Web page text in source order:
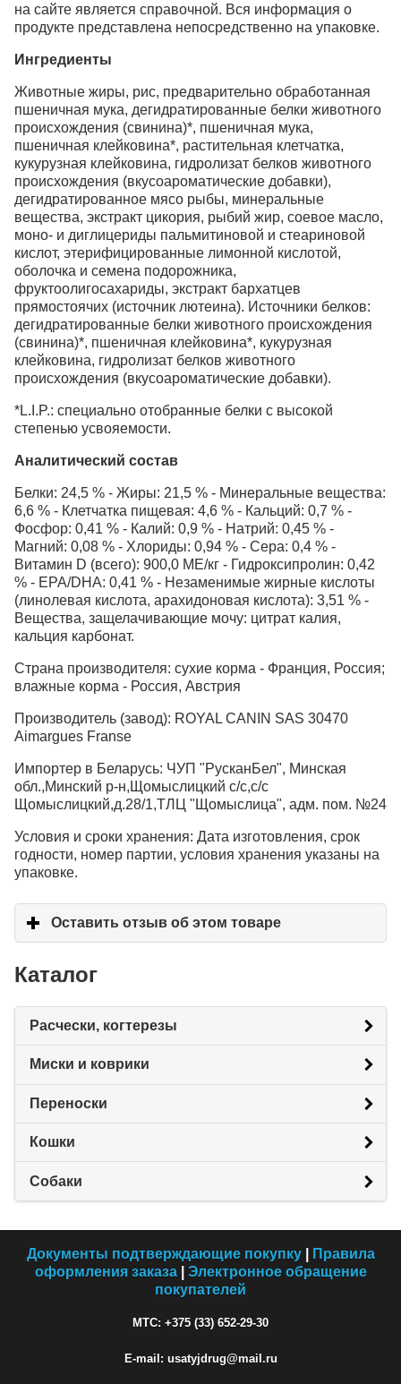
на сайте является справочной. Вся информация о
продукте представлена непосредственно на упаковке.
Ингредиенты
Животные жиры, рис, предварительно обработанная
пшеничная мука, дегидратированные белки животного
происхождения (свинина)*, пшеничная мука,
пшеничная клейковина*, растительная клетчатка,
кукурузная клейковина, гидролизат белков животного
происхождения (вкусоароматические добавки),
дегидратированное мясо рыбы, минеральные
вещества, экстракт цикория, рыбий жир, соевое масло,
моно- и диглицериды пальмитиновой и стеариновой
кислот, этерифицированные лимонной кислотой,
оболочка и семена подорожника,
фруктоолигосахариды, экстракт бархатцев
прямостоячих (источник лютеина). Источники белков:
дегидратированные белки животного происхождения
(свинина)*, пшеничная клейковина*, кукурузная
клейковина, гидролизат белков животного
происхождения (вкусоароматические добавки).
*L.I.P.: специально отобранные белки с высокой
степенью усвояемости.
Аналитический состав
Белки: 24,5 % - Жиры: 21,5 % - Минеральные вещества:
6,6 % - Клетчатка пищевая: 4,6 % - Кальций: 0,7 % -
Фосфор: 0,41 % - Калий: 0,9 % - Натрий: 0,45 % -
Магний: 0,08 % - Хлориды: 0,94 % - Сера: 0,4 % -
Витамин D (всего): 900,0 ME/кг - Гидроксипролин: 0,42
% - EPA/DHA: 0,41 % - Незаменимые жирные кислоты
(линолевая кислота, арахидоновая кислота): 3,51 % -
Вещества, защелачивающие мочу: цитрат калия,
кальция карбонат.
Страна производителя: сухие корма - Франция, Россия;
влажные корма - Россия, Австрия
Производитель (завод): ROYAL CANIN SAS 30470
Aimargues Franse
Импортер в Беларусь: ЧУП "РусканБел", Минская
обл.,Минский р-н,Щомыслицкий с/с,с/с
Щомыслицкий,д.28/1,ТЛЦ "Щомыслица", адм. пом. №24
Условия и сроки хранения: Дата изготовления, срок
годности, номер партии, условия хранения указаны на
упаковке.
Оставить отзыв об этом товаре
Каталог
Расчески, когтерезы
Миски и коврики
Переноски
Кошки
Собаки
Документы подтверждающие покупку|
Правила
оформления заказа| Электронное обращение
покупателей
МТС: +375 (33) 652-29-30
E-mail: usatyjdrug@mail.ru